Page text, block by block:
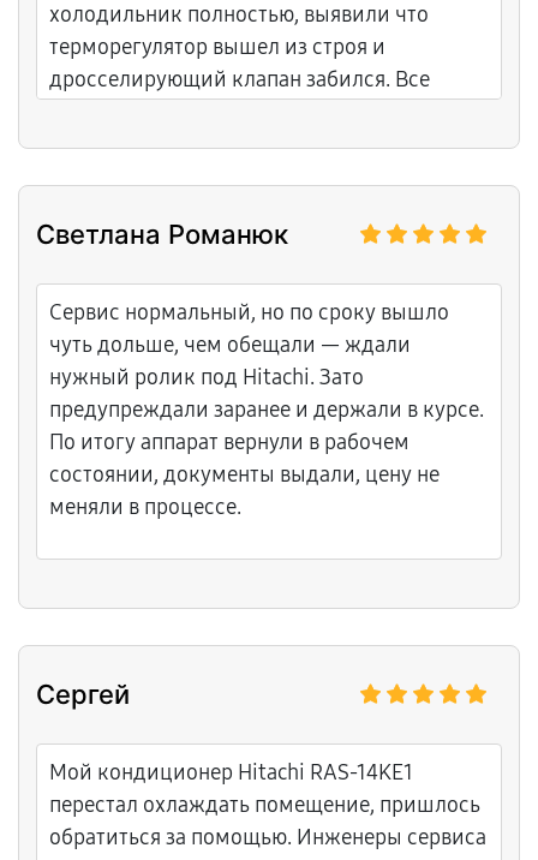
холодильник полностью, выявили что
терморегулятор вышел из строя и
дросселирующий клапан забился. Все
отрегулировали температуру в каждом
ухаживать. После работы холодильник
везде. Счастлив что не потратился на новый.
Спасибо!
Светлана Романюк
Сервис нормальный, но по сроку вышло
чуть дольше, чем обещали — ждали
нужный ролик под Hitachi. Зато
предупреждали заранее и держали в курсе.
По итогу аппарат вернули в рабочем
состоянии, документы выдали, цену не
меняли в процессе.
Сергей
Мой кондиционер Hitachi RAS-14KE1
перестал охлаждать помещение, пришлось
обратиться за помощью. Инженеры сервиса